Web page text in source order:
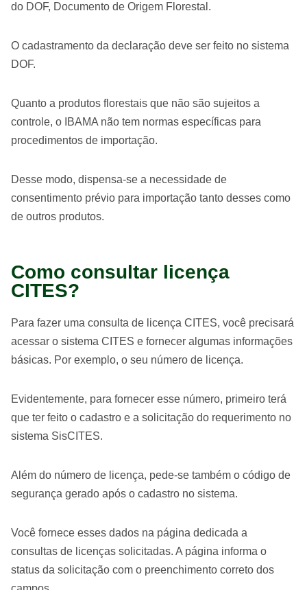
do DOF, Documento de Origem Florestal.
O cadastramento da declaração deve ser feito no sistema
DOF.
Quanto a produtos florestais que não são sujeitos a
controle, o IBAMA não tem normas específicas para
procedimentos de importação.
Desse modo, dispensa-se a necessidade de
consentimento prévio para importação tanto desses como
de outros produtos.
Como consultar licença
CITES?
Para fazer uma consulta de licença CITES, você precisará
acessar o sistema CITES e fornecer algumas informações
básicas. Por exemplo, o seu número de licença.
Evidentemente, para fornecer esse número, primeiro terá
que ter feito o cadastro e a solicitação do requerimento no
sistema SisCITES.
Além do número de licença, pede-se também o código de
segurança gerado após o cadastro no sistema.
Você fornece esses dados na página dedicada a
consultas de licenças solicitadas. A página informa o
status da solicitação com o preenchimento correto dos